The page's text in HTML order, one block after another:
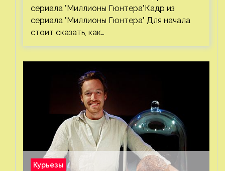
сериала "Миллионы Гюнтера"Кадр из
сериала "Миллионы Гюнтера" Для начала
стоит сказать, как…
Курьезы